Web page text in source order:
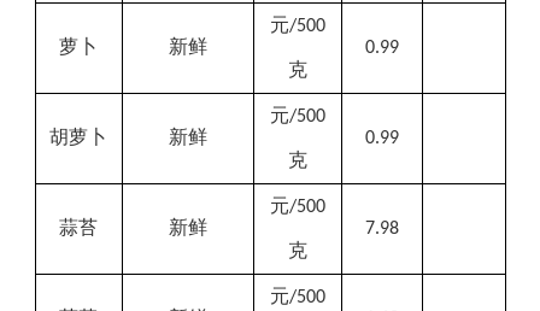
萝卜 新鲜
元/500
克
0.99
胡萝卜 新鲜
元/500
克
0.99
蒜苔 新鲜
元/500
克
7.98
元/500